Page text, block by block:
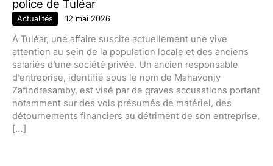
police de Tuléar
Actualités 12 mai 2026
À Tuléar, une affaire suscite actuellement une vive
attention au sein de la population locale et des anciens
salariés d’une société privée. Un ancien responsable
d’entreprise, identifié sous le nom de Mahavonjy
Zafindresamby, est visé par de graves accusations portant
notamment sur des vols présumés de matériel, des
détournements financiers au détriment de son entreprise,
[…]